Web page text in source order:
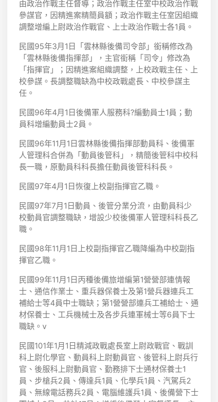
由政治作戰主任督導；政治作戰主任室中校政治作戰
參謀官，因精進案精簡員額；政治作戰主任室因組織
調整增編上尉政治作戰官、上士政治作戰士各1員。
民國95年3月1日「雲林縣後備司令部」銜稱修改為
「雲林縣後備指揮部」，主官銜稱「司令」修改為
「指揮官」；因精進案組織調整，上校政戰主任、上
校參謀。長調整職缺為中校政戰處長、中校參謀主
任。
民國96年4月1日後備軍人服務科?編動員士1員；動
員科增編動員士2員。
民國96年11月1日雲林縣後備指揮部動員科、後備軍
人管理科合併為「動員後管科」，精簡後管科中校科
長一職，原動員科科長擔任動員後管科科長。
民國97年4月1日恢復上校副指揮官乙職。
民國97年7月1日動員、後管分業分流，由動員科少
校動員官調整職缺，增設少校後備軍人管理科科長乙
職。
民國98年11月1日上校副指揮官乙職降編為中校副指
揮官乙職。
民國99年11月1日丙種後備旅增編第1營營部連情報
士、通信作業士、重兵器保養士及第1營兵器連兵工
補給士等4員中士職缺；第1營營部連兵工補給士、通
材保養士、工兵機械士及各步兵連軍械士等6員下士
職缺。v
民國101年1月1日精減政戰處長室上尉政戰官、戰訓
科上尉化學官、動員科上尉動員官、後管科上尉兵行
官、後服科上尉動員官、勤務排下士通材保養士1
員、步槍兵2員、傳達兵1員、化學兵1員、汽駕兵2
員、無線電話務兵2員、電腦維護兵1員、後備營下士